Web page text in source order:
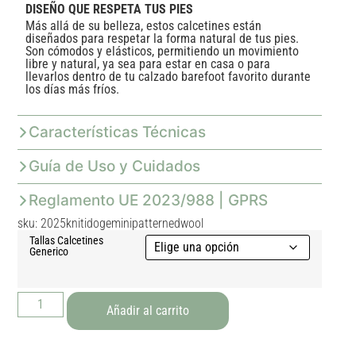
DISEÑO QUE RESPETA TUS PIES
Más allá de su belleza, estos calcetines están
diseñados para respetar la forma natural de tus pies.
Son cómodos y elásticos, permitiendo un movimiento
libre y natural, ya sea para estar en casa o para
llevarlos dentro de tu calzado barefoot favorito durante
los días más fríos.
Características Técnicas
Guía de Uso y Cuidados
Reglamento UE 2023/988 | GPRS
sku: 2025knitidogeminipatternedwool
Tallas Calcetines
Generico
Añadir al carrito